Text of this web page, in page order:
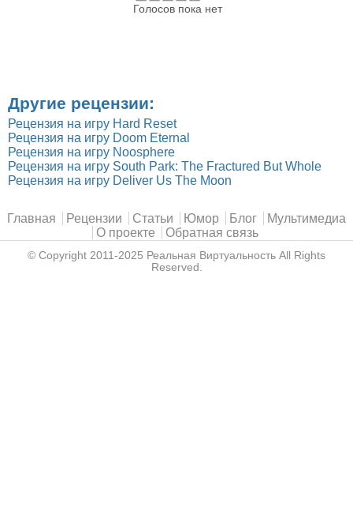
Голосов пока нет
Другие рецензии:
Рецензия на игру Hard Reset
Рецензия на игру Doom Eternal
Рецензия на игру Noosphere
Рецензия на игру South Park: The Fractured But Whole
Рецензия на игру Deliver Us The Moon
Главное меню
Главная Рецензии Статьи Юмор Блог
Мультимедиа
О проекте
Обратная связь
© Copyright 2011-2025 Реальная Виртуальность All Rights
Reserved.